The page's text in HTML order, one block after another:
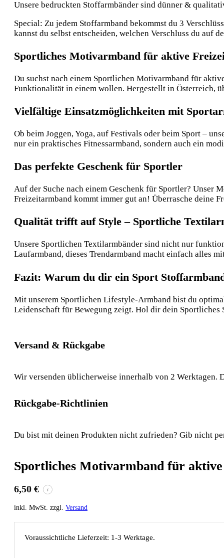
Unsere bedruckten Stoffarmbänder sind dünner &
Special: Zu jedem Stoffarmband bekommst du 3
kannst du selbst entscheiden, welchen Verschluss du auf
Sportliches Motivarmband für aktive
Du suchst nach einem Sportlichen Motivarmband für
Funktionalität in einem wollen. Hergestellt in Österreich,
Vielfältige Einsatzmöglichkeiten mit
Ob beim Joggen, Yoga, auf Festivals oder beim Sport –
nur ein praktisches Fitnessarmband, sondern auch ein
Das perfekte Geschenk für Sportler
Auf der Suche nach einem Geschenk für Sportler? Unser
Freizeitarmband kommt immer gut an! Überrasche deine
Qualität trifft auf Style – Sportliche
Unsere Sportlichen Textilarmbänder sind nicht nur
Laufarmband, dieses Trendarmband macht einfach alles
Fazit: Warum du dir ein Sport
Mit unserem Sportlichen Lifestyle-Armband bist du
Leidenschaft für Bewegung zeigt. Hol dir dein
Versand & Rückgabe
Wir versenden üblicherweise innerhalb von 2 Werktagen.
Rückgabe-Richtlinien
Du bist mit deinen Produkten nicht zufrieden? Gib nicht
Sportliches Motivarmband für
6,50 € i
inkl. MwSt. zzgl. Versand
Voraussichtliche Lieferzeit: 1-3 Werktage.